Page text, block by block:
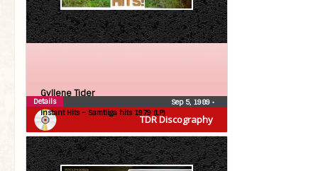
TDR Discography
Gyllene Tider
Instant Hits – Samtliga hits 1979 (LP)
Sep 5, 1989 •
Details